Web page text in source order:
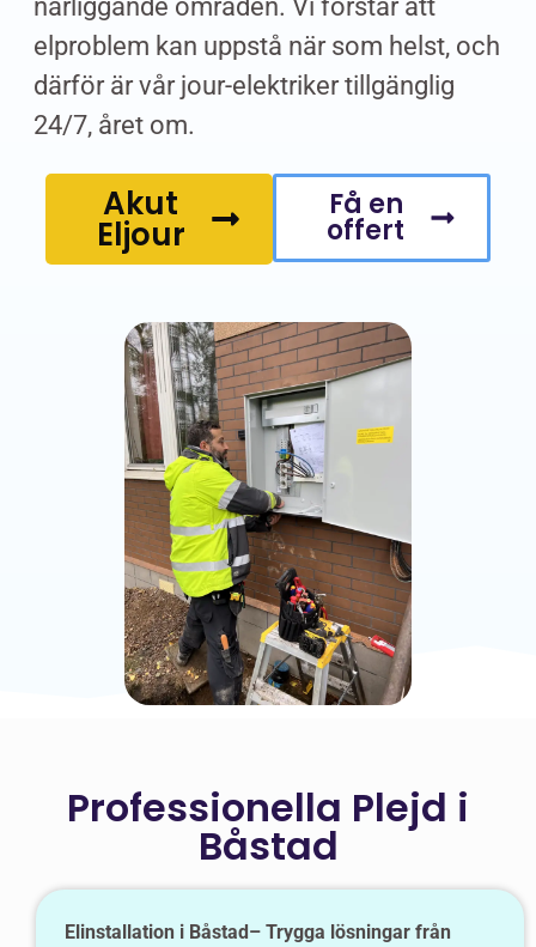
närliggande områden. Vi förstår att
elproblem kan uppstå när som helst, och
därför är vår jour-elektriker tillgänglig
24/7, året om.
Akut
Eljour
Få en
offert
Professionella Plejd i
Båstad
Elinstallation i Båstad– Trygga lösningar från